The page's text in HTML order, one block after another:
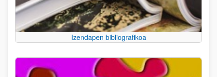
Izendapen bibliografikoa